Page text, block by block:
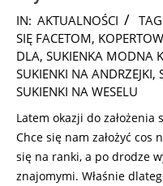
2024-
10-
15
IN: AKTUALNOŚCI
SIĘ FACETOM,
DLA, SUKIENKA MODNA
SUKIENKI NA ANDRZEJKI,
SUKIENKI NA WESELU
Latem okazji do
Chce się nam założyć
się na ranki, a po drodze
znajomymi. Właśnie